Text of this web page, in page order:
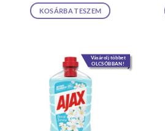
KOSÁRBA TESZEM
Vásárolj többet
OLCSÓBBAN!